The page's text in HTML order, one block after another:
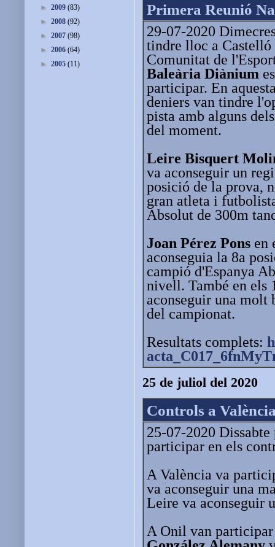
Primera Reunió
29-07-2020
tindre lloc a
Comunitat de
Baleària Diànium
participar. En
deniers van tindre
pista amb alguns
del moment.
Leire Bisquert
va aconseguir un
posició de la prova,
gran atleta i
Absolut de 300m
Joan Pérez Pons en
aconseguia la 8a
campió d'Espanya
nivell. També en
aconseguir una molt
del campionat.
Resultats complets:
25 de juliol del 2020
Controls a
25-07-2020
participar en els
A València va
va aconseguir una
Leire va aconseguir
A Onil van participar
► 2009 (83)
► 2008 (92)
► 2007 (98)
► 2006 (64)
► 2005 (11)